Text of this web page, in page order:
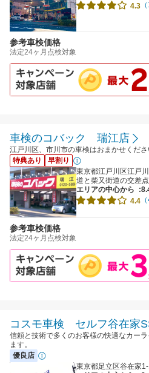
4.3
参考車検価格
法定24ヶ月点検対象
車検のコバック 瑞江店
江戸川区、市川市の車検はおまかせくださ
特典あり
早割り
東京都江戸川区江戸
道と柴又街道の交差点
エリアの中心から
4.4
参考車検価格
法定24ヶ月点検対象
コスモ車検 セルフ谷在家
信頼と技術で多くのお客様の快適なカー
ます。
優良店
東京都足立区谷在家